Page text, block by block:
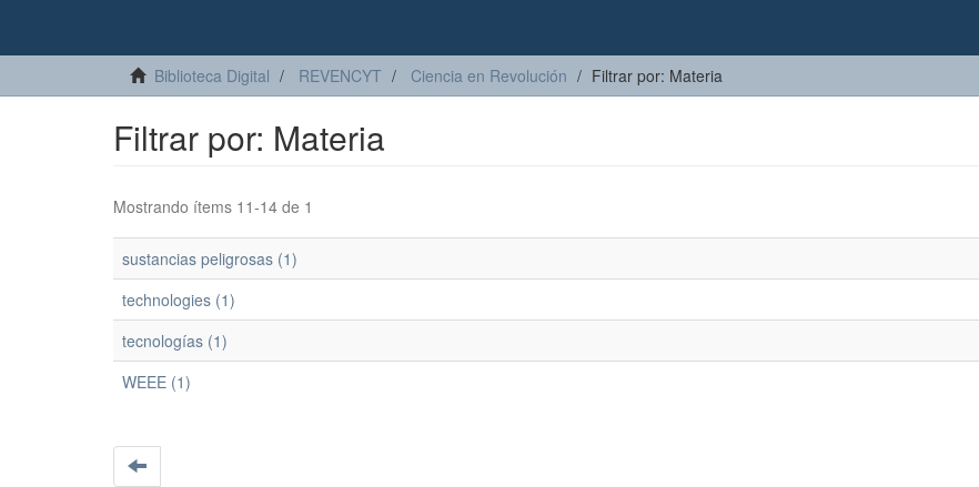
Biblioteca Digital REVENCYT Ciencia en Revolución Filtrar por: Materia
Filtrar por: Materia
Mostrando ítems 11-14 de 1
sustancias peligrosas (1)
technologies (1)
tecnologías (1)
WEEE (1)